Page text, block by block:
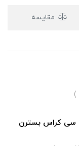
مقایسه
سی کراس بسترن